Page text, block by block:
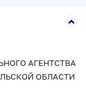
АГЕНТСТВА
ОБЛАСТИ